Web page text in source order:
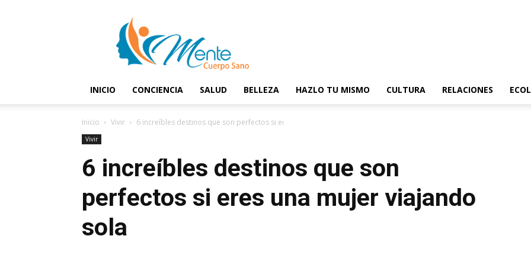
Cuerpo
Sano
INICIO CONCIENCIA SALUD BELLEZA HAZLO TU MISMO CULTURA RELACIONES
Inicio Vivir 6 increíbles destinos que son perfectos si eres una mujer viajando sola
Vivir
6 increíbles destinos que son
perfectos si eres una mujer viajando
sola